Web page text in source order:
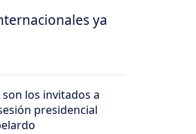
ya
son los invitados a
presidencial